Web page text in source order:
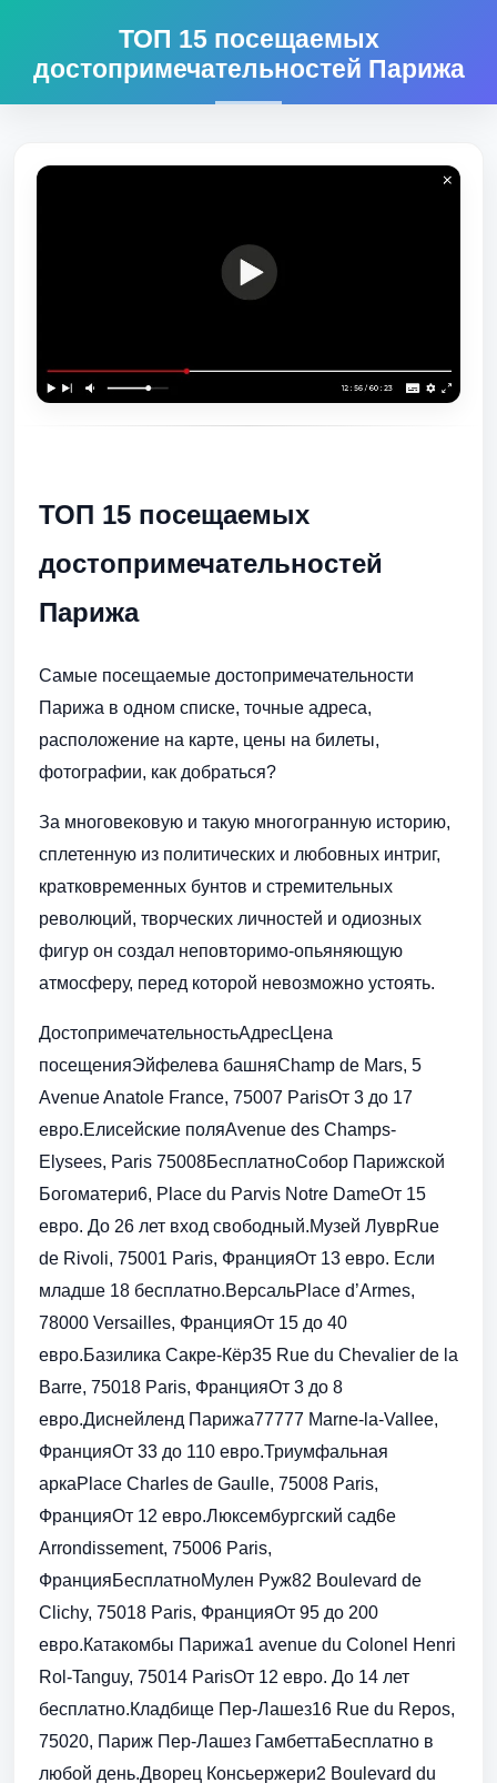
ТОП 15 посещаемых
достопримечательностей Парижа
ТОП 15 посещаемых
достопримечательностей
Парижа
Самые посещаемые достопримечательности
Парижа в одном списке, точные адреса,
расположение на карте, цены на билеты,
фотографии, как добраться?
За многовековую и такую многогранную историю,
сплетенную из политических и любовных интриг,
кратковременных бунтов и стремительных
революций, творческих личностей и одиозных
фигур он создал неповторимо-опьяняющую
атмосферу, перед которой невозможно устоять.
ДостопримечательностьАдресЦена
посещенияЭйфелева башняChamp de Mars, 5
Avenue Anatole France, 75007 ParisОт 3 до 17
евро.Елисейские поляAvenue des Champs-
Elysees, Paris 75008БесплатноСобор Парижской
Богоматери6, Place du Parvis Notre DameОт 15
евро. До 26 лет вход свободный.Музей ЛуврRue
de Rivoli, 75001 Paris, ФранцияОт 13 евро. Если
младше 18 бесплатно.ВерсальPlace d’Armes,
78000 Versailles, ФранцияОт 15 до 40
евро.Базилика Сакре-Кёр35 Rue du Chevalier de la
Barre, 75018 Paris, ФранцияОт 3 до 8
евро.Диснейленд Парижа77777 Marne-la-Vallee,
ФранцияОт 33 до 110 евро.Триумфальная
аркаPlace Charles de Gaulle, 75008 Paris,
ФранцияОт 12 евро.Люксембургский сад6e
Arrondissement, 75006 Paris,
ФранцияБесплатноМулен Руж82 Boulevard de
Clichy, 75018 Paris, ФранцияОт 95 до 200
евро.Катакомбы Парижа1 avenue du Colonel Henri
Rol-Tanguy, 75014 ParisОт 12 евро. До 14 лет
бесплатно.Кладбище Пер-Лашез16 Rue du Repos,
75020, Париж Пер-Лашез ГамбеттаБесплатно в
любой день.Дворец Консьержери2 Boulevard du